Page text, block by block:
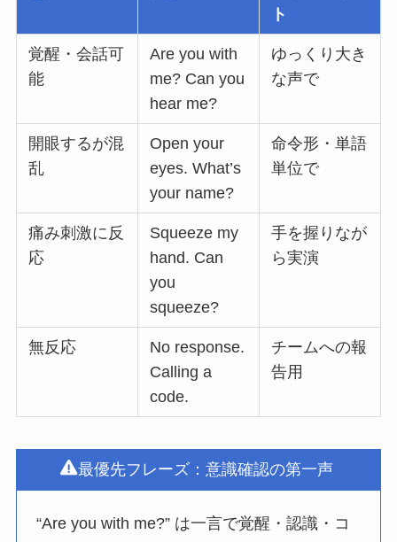
ト
覚醒・会話可
能
Are you with
me? Can you
hear me?
ゆっくり大き
な声で
開眼するが混
乱
Open your
eyes. What’s
your name?
命令形・単語
単位で
痛み刺激に反
応
Squeeze my
hand. Can
you
squeeze?
手を握りなが
ら実演
無反応
No response.
Calling a
code.
チームへの報
告用
最優先フレーズ：意識確認の第一声
“Are you with me?” は一言で覚醒・認識・コ